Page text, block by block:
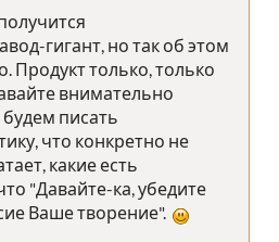
гигант, но так об этом
Продукт только, только
внимательно
будем писать
что конкретно не
какие есть
"Давайте-ка, убедите
Ваше творение".